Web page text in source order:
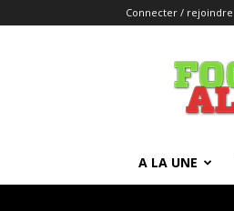
Connecter / rejoindre
A LA UNE